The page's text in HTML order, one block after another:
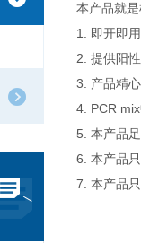
本产品就
1. 即开即
2. 提供阳
3. 产品精
4. PCR
5. 本产品
6. 本产品
7. 本产品